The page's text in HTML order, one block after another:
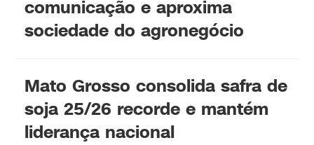
comunicação e aproxima
sociedade do agronegócio
Mato Grosso consolida safra de
soja 25/26 recorde e mantém
liderança nacional